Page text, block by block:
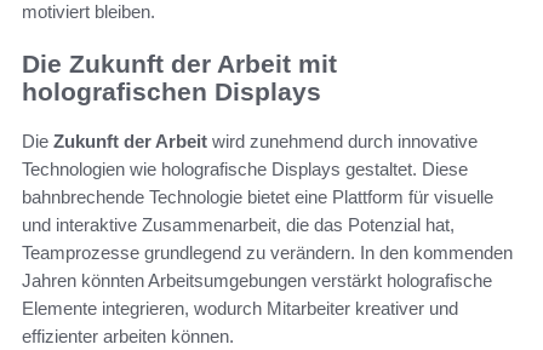
motiviert bleiben.
Die Zukunft der Arbeit mit
holografischen Displays
Die Zukunft der Arbeit wird zunehmend durch innovative
Technologien wie holografische Displays gestaltet. Diese
bahnbrechende Technologie bietet eine Plattform für visuelle
und interaktive Zusammenarbeit, die das Potenzial hat,
Teamprozesse grundlegend zu verändern. In den kommenden
Jahren könnten Arbeitsumgebungen verstärkt holografische
Elemente integrieren, wodurch Mitarbeiter kreativer und
effizienter arbeiten können.